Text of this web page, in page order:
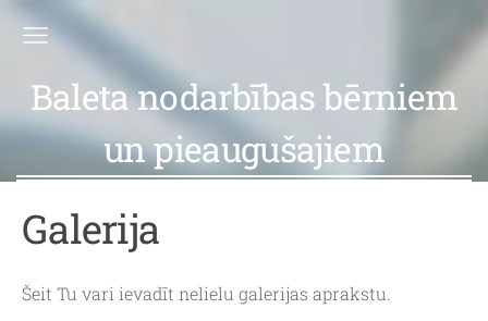
Baleta nodarbības bērniem
un pieaugušajiem
Galerija
Šeit Tu vari ievadīt nelielu galerijas aprakstu.